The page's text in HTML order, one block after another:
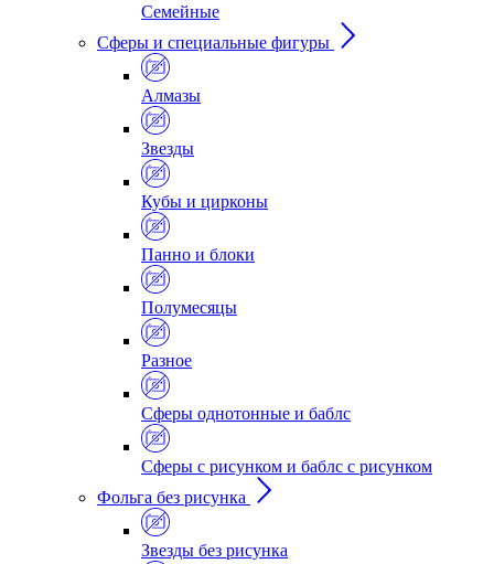
Семейные
Сферы и специальные фигуры
Алмазы
Звезды
Кубы и цирконы
Панно и блоки
Полумесяцы
Разное
Сферы однотонные и баблс
Сферы с рисунком и баблс с рисунком
Фольга без рисунка
Звезды без рисунка